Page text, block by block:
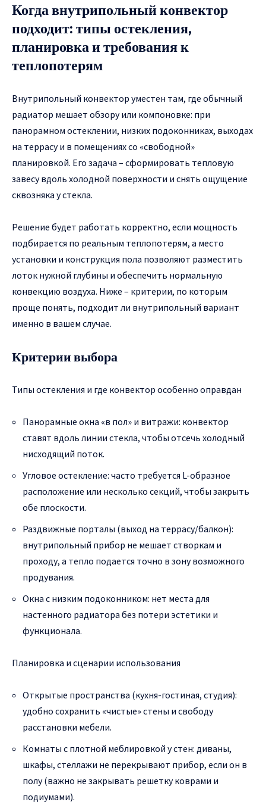
Когда внутрипольный конвектор
подходит: типы остекления,
планировка и требования к
теплопотерям
Внутрипольный конвектор уместен там, где обычный
радиатор мешает обзору или компоновке: при
панорамном остеклении, низких подоконниках, выходах
на террасу и в помещениях со «свободной»
планировкой. Его задача – сформировать тепловую
завесу вдоль холодной поверхности и снять ощущение
сквозняка у стекла.
Решение будет работать корректно, если мощность
подбирается по реальным теплопотерям, а место
установки и конструкция пола позволяют разместить
лоток нужной глубины и обеспечить нормальную
конвекцию воздуха. Ниже – критерии, по которым
проще понять, подходит ли внутрипольный вариант
именно в вашем случае.
Критерии выбора
Типы остекления и где конвектор особенно оправдан
Панорамные окна «в пол» и витражи: конвектор
ставят вдоль линии стекла, чтобы отсечь холодный
нисходящий поток.
Угловое остекление: часто требуется L-образное
расположение или несколько секций, чтобы закрыть
обе плоскости.
Раздвижные порталы (выход на террасу/балкон):
внутрипольный прибор не мешает створкам и
проходу, а тепло подается точно в зону возможного
продувания.
Окна с низким подоконником: нет места для
настенного радиатора без потери эстетики и
функционала.
Планировка и сценарии использования
Открытые пространства (кухня-гостиная, студия):
удобно сохранить «чистые» стены и свободу
расстановки мебели.
Комнаты с плотной меблировкой у стен: диваны,
шкафы, стеллажи не перекрывают прибор, если он в
полу (важно не закрывать решетку коврами и
подиумами).